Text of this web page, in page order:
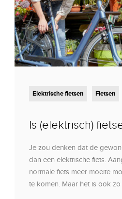
Elektrische fietsen Fietsen
Is (elektrisch)
Je zou denken dat de gewone
dan een elektrische fiets.
normale fiets meer moeite
te komen. Maar het is ook